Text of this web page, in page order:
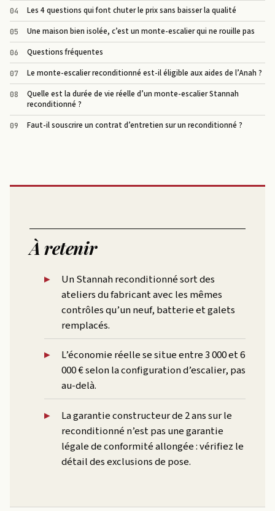
Les 4 questions qui font chuter le prix sans baisser la qualité
Une maison bien isolée, c’est un monte-escalier qui ne rouille pas
Questions fréquentes
Le monte-escalier reconditionné est-il éligible aux aides de l’Anah ?
Quelle est la durée de vie réelle d’un monte-escalier Stannah
reconditionné ?
Faut-il souscrire un contrat d’entretien sur un reconditionné ?
À retenir
Un Stannah reconditionné sort des
ateliers du fabricant avec les mêmes
contrôles qu’un neuf, batterie et galets
remplacés.
L’économie réelle se situe entre 3 000 et 6
000 € selon la configuration d’escalier, pas
au-delà.
La garantie constructeur de 2 ans sur le
reconditionné n’est pas une garantie
légale de conformité allongée : vérifiez le
détail des exclusions de pose.